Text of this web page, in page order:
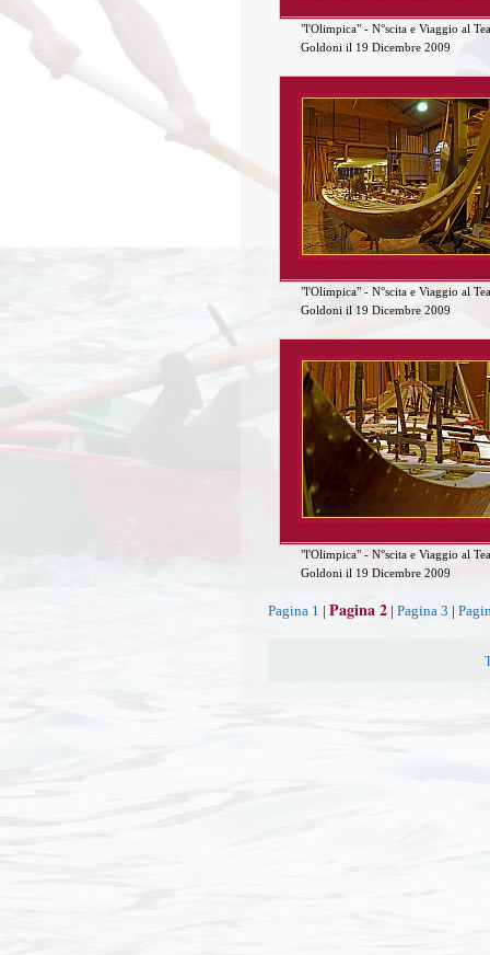
"l'Olimpica" - N°scita e Viaggio al
Goldoni il 19 Dicembre 2009
"l'Olimpica" - N°scita e Viaggio al
Goldoni il 19 Dicembre 2009
"l'Olimpica" - N°scita e Viaggio al
Goldoni il 19 Dicembre 2009
Pagina 1 | Pagina 2 | Pagina 3 |